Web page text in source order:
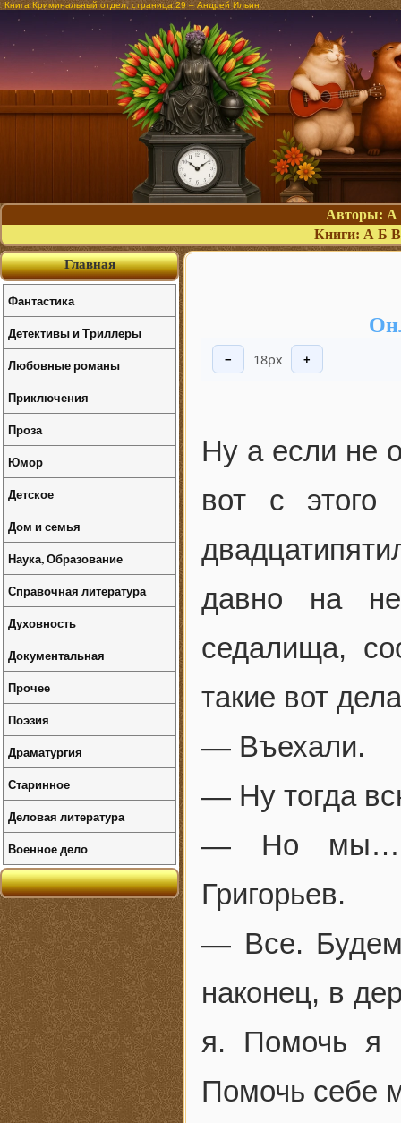
Книга Криминальный отдел, страница 29 – Андрей Ильин
Авторы: А
Книги: А Б В
− 18px +
Ну а если не
вот с этого
давно на
седалища,
такие вот
— Въехали.
— Ну тогда
— Но мы… —
Григорьев.
— Все. Будем
наконец, в
я. Помочь я
Помочь себе
Главная
Фантастика
Детективы и Триллеры
Любовные романы
Приключения
Проза
Юмор
Детское
Дом и семья
Наука, Образование
Справочная литература
Духовность
Документальная
Прочее
Поэзия
Драматургия
Старинное
Деловая литература
Военное дело